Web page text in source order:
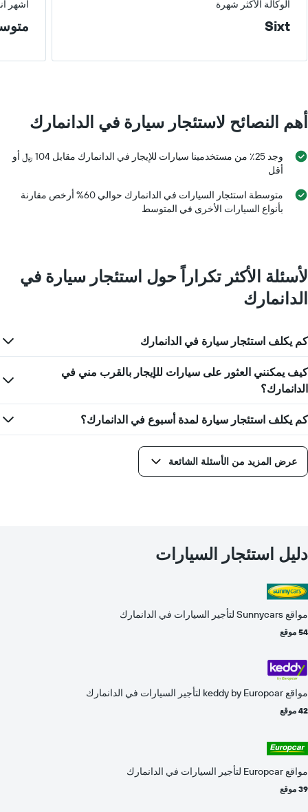
الوكالة الأكثر شهرة أشهر
Sixt
أهم النصائح لاستئجار سيارة في الدانمارك
وجد 25٪ من مستخدمينا سيارات للإيجار في الدانمارك مقابل 104 ﷼ أو
أقل
متوسطة استئجار السيارات في الدانمارك حوالي 60% أرخص مقارنة
بأنواع السيارات الأخرى في المتوسط
لأسئلة الأكثر تكراراً حول استئجار سيارة في
الدانمارك
كم يكلف استئجار سيارة في الدانمارك
كيف يمكنني العثور على سيارات للإيجار بالقرب مني في
الدانمارك؟
كم يكلف استئجار سيارة لمدة أسبوع في الدانمارك؟
عرض المزيد من الأسئلة الشائعة
دليل استئجار السيارات
مواقع Sunnycars لتأجير السيارات في الدانمارك
54 موقع
مواقع keddy by Europcar لتأجير السيارات في الدانمارك
42 موقع
مواقع Europcar لتأجير السيارات في الدانمارك
39 موقع